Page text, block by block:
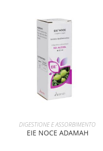
AGGIUNGI AL CARRELLO
DIGESTIONE E ASSORBIMENTO
EIE NOCE ADAMAH